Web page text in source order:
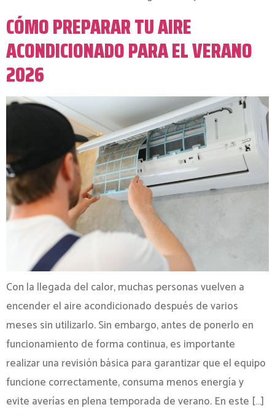
CÓMO PREPARAR TU AIRE
ACONDICIONADO PARA EL VERANO
2026
Con la llegada del calor, muchas personas vuelven a
encender el aire acondicionado después de varios
meses sin utilizarlo. Sin embargo, antes de ponerlo en
funcionamiento de forma continua, es importante
realizar una revisión básica para garantizar que el equipo
funcione correctamente, consuma menos energía y
evite averías en plena temporada de verano. En este […]